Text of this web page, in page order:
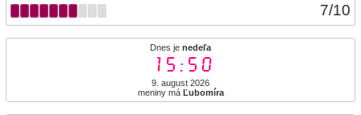
7/10
Dnes je nedeľa
15:50
9. august 2026
meniny má Ľubomíra